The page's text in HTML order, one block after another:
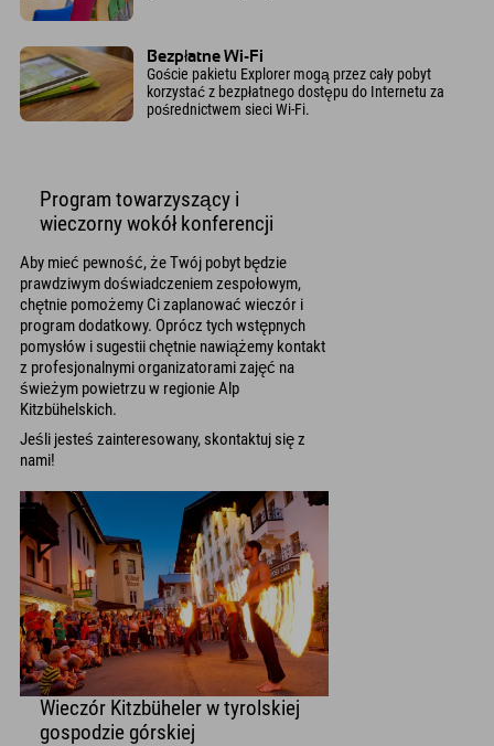
Bezpłatne Wi-Fi
Goście pakietu Explorer mogą przez cały pobyt
korzystać z bezpłatnego dostępu do Internetu za
pośrednictwem sieci Wi-Fi.
Program towarzyszący i
wieczorny wokół konferencji
Aby mieć pewność, że Twój pobyt będzie
prawdziwym doświadczeniem zespołowym,
chętnie pomożemy Ci zaplanować wieczór i
program dodatkowy. Oprócz tych wstępnych
pomysłów i sugestii chętnie nawiążemy kontakt
z profesjonalnymi organizatorami zajęć na
świeżym powietrzu w regionie Alp
Kitzbühelskich.
Jeśli jesteś zainteresowany, skontaktuj się z
nami!
Wieczór Kitzbüheler w tyrolskiej
gospodzie górskiej